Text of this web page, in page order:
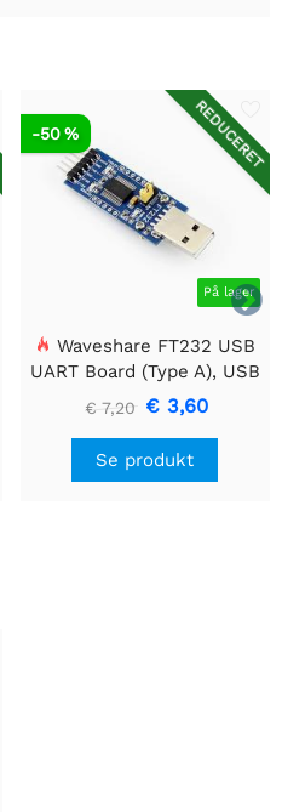

REDUCERET
På lager
-50 %
Waveshare FT232 USB
UART Board (Type A), USB
til TTL (UART)
kommunikationsmodul
€ 7,20 € 3,60
Se produkt